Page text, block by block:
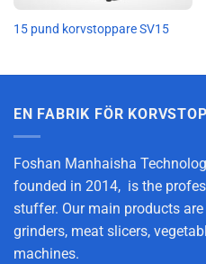
15 pund korvstoppare SV15
EN FABRIK FÖR
Foshan Manhaisha
founded in 2014, is the
stuffer. Our main products
grinders, meat slicers,
machines.